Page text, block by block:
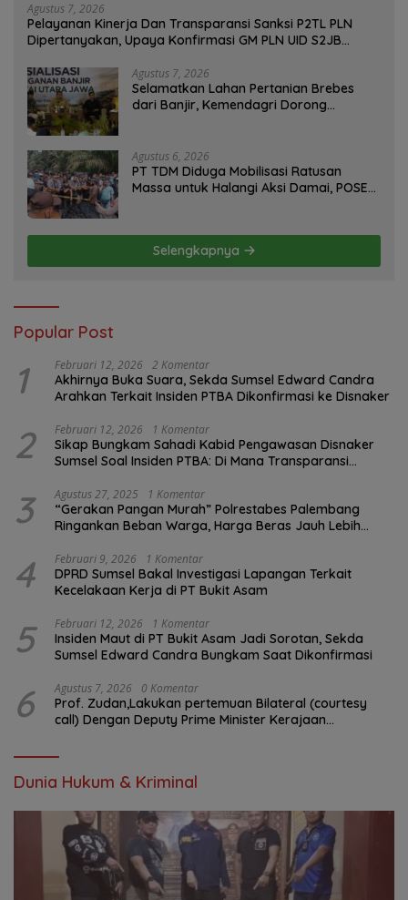
Agustus 7, 2026
Pelayanan Kinerja Dan Transparansi Sanksi P2TL PLN
Dipertanyakan, Upaya Konfirmasi GM PLN UID S2JB
Agustus 7, 2026
Selamatkan Lahan Pertanian Brebes
dari Banjir, Kemendagri Dorong
Agustus 6, 2026
PT TDM Diduga Mobilisasi Ratusan
Massa untuk Halangi Aksi Damai, POSE
Selengkapnya
Popular Post
1 Februari 12, 2026 2 Komentar
Akhirnya Buka Suara, Sekda Sumsel Edward Candra
Arahkan Terkait Insiden PTBA Dikonfirmasi ke Disnaker
2 Februari 12, 2026 1 Komentar
Sikap Bungkam Sahadi Kabid Pengawasan Disnaker
Sumsel Soal Insiden PTBA: Di Mana Transparansi
3 Agustus 27, 2025 1 Komentar
“Gerakan Pangan Murah” Polrestabes Palembang
Ringankan Beban Warga, Harga Beras Jauh Lebih
4 Februari 9, 2026 1 Komentar
DPRD Sumsel Bakal Investigasi Lapangan Terkait
Kecelakaan Kerja di PT Bukit Asam
5 Februari 12, 2026 1 Komentar
Insiden Maut di PT Bukit Asam Jadi Sorotan, Sekda
Sumsel Edward Candra Bungkam Saat Dikonfirmasi
6 Agustus 7, 2026 0 Komentar
Prof. Zudan,Lakukan pertemuan Bilateral (courtesy
call) Dengan Deputy Prime Minister Kerajaan
ASN ASEAN
Dunia Hukum & Kriminal